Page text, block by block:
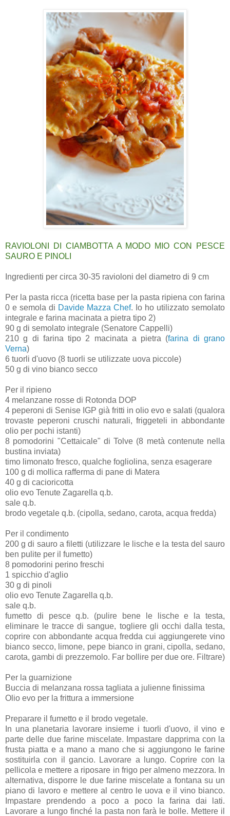
RAVIOLONI DI CIAMBOTTA A MODO MIO CON PESCE
SAURO E PINOLI
Ingredienti per circa 30-35 ravioloni del diametro di 9 cm
Per la pasta ricca (ricetta base per la pasta ripiena con farina
0 e semola di Davide Mazza Chef. Io ho utilizzato semolato
integrale e farina macinata a pietra tipo 2)
90 g di semolato integrale (Senatore Cappelli)
210 g di farina tipo 2 macinata a pietra (farina di grano
Verna)
6 tuorli d'uovo (8 tuorli se utilizzate uova piccole)
50 g di vino bianco secco
Per il ripieno
4 melanzane rosse di Rotonda DOP
4 peperoni di Senise IGP già fritti in olio evo e salati (qualora
trovaste peperoni cruschi naturali, friggeteli in abbondante
olio per pochi istanti)
8 pomodorini "Cettaicale" di Tolve (8 metà contenute nella
bustina inviata)
timo limonato fresco, qualche fogliolina, senza esagerare
100 g di mollica rafferma di pane di Matera
40 g di cacioricotta
olio evo Tenute Zagarella q.b.
sale q.b.
brodo vegetale q.b. (cipolla, sedano, carota, acqua fredda)
Per il condimento
200 g di sauro a filetti (utilizzare le lische e la testa del sauro
ben pulite per il fumetto)
8 pomodorini perino freschi
1 spicchio d'aglio
30 g di pinoli
olio evo Tenute Zagarella q.b.
sale q.b.
fumetto di pesce q.b. (pulire bene le lische e la testa,
eliminare le tracce di sangue, togliere gli occhi dalla testa,
coprire con abbondante acqua fredda cui aggiungerete vino
bianco secco, limone, pepe bianco in grani, cipolla, sedano,
carota, gambi di prezzemolo. Far bollire per due ore. Filtrare)
Per la guarnizione
Buccia di melanzana rossa tagliata a julienne finissima
Olio evo per la frittura a immersione
Preparare il fumetto e il brodo vegetale.
In una planetaria lavorare insieme i tuorli d'uovo, il vino e
parte delle due farine miscelate. Impastare dapprima con la
frusta piatta e a mano a mano che si aggiungono le farine
sostituirla con il gancio. Lavorare a lungo. Coprire con la
pellicola e mettere a riposare in frigo per almeno mezzora. In
alternativa, disporre le due farine miscelate a fontana su un
piano di lavoro e mettere al centro le uova e il vino bianco.
Impastare prendendo a poco a poco la farina dai lati.
Lavorare a lungo finché la pasta non farà le bolle. Mettere il